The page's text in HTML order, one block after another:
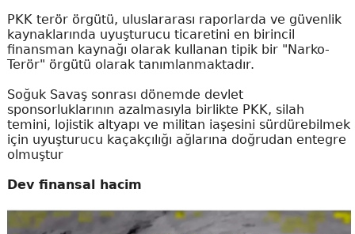
PKK terör örgütü, uluslararası raporlarda ve güvenlik
kaynaklarında uyuşturucu ticaretini en birincil
finansman kaynağı olarak kullanan tipik bir "Narko-
Terör" örgütü olarak tanımlanmaktadır.
Soğuk Savaş sonrası dönemde devlet
sponsorluklarının azalmasıyla birlikte PKK, silah
temini, lojistik altyapı ve militan iaşesini sürdürebilmek
için uyuşturucu kaçakçılığı ağlarına doğrudan entegre
olmuştur
Dev finansal hacim